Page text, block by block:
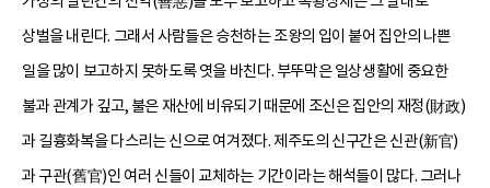
상벌을 내린다. 그래서 사람들은 승천하는 조왕의 입이 붙어 집안의 나쁜
일을 많이 보고하지 못하도록 엿을 바친다. 부뚜막은 일상생활에 중요한
불과 관계가 깊고, 불은 재산에 비유되기 때문에 조신은 집안의 재정(財政)
과 길흉화복을 다스리는 신으로 여겨졌다. 제주도의 신구간은 신관(新官)
과 구관(舊官)인 여러 신들이 교체하는 기간이라는 해석들이 많다. 그러나